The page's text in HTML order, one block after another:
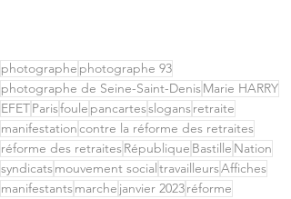
photographe photographe 93
photographe de Seine-Saint-DenisMarie HARRY
EFETParisfoule pancartesslogansretraite
manifestation contre la réforme des retraites
réforme des retraitesRépublique Bastille Nation
syndicatsmouvement socialtravailleursAffiches
manifestantsmarche janvier 2023réforme